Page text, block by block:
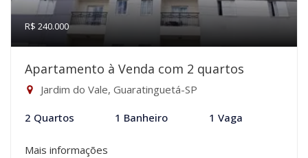
R$ 240.000
Apartamento à Venda com 2 quartos
Jardim do Vale, Guaratinguetá-SP
2 Quartos 1 Banheiro 1 Vaga
Mais informações